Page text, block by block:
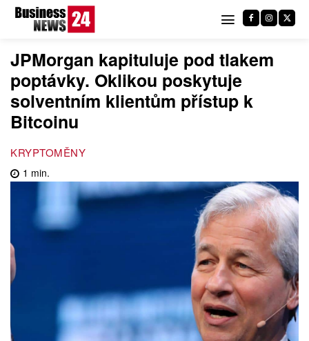
JPMorgan kapituluje pod tlakem
poptávky. Oklikou poskytuje
solventním klientům přístup k
Bitcoinu
KRYPTOMĚNY
1 min.